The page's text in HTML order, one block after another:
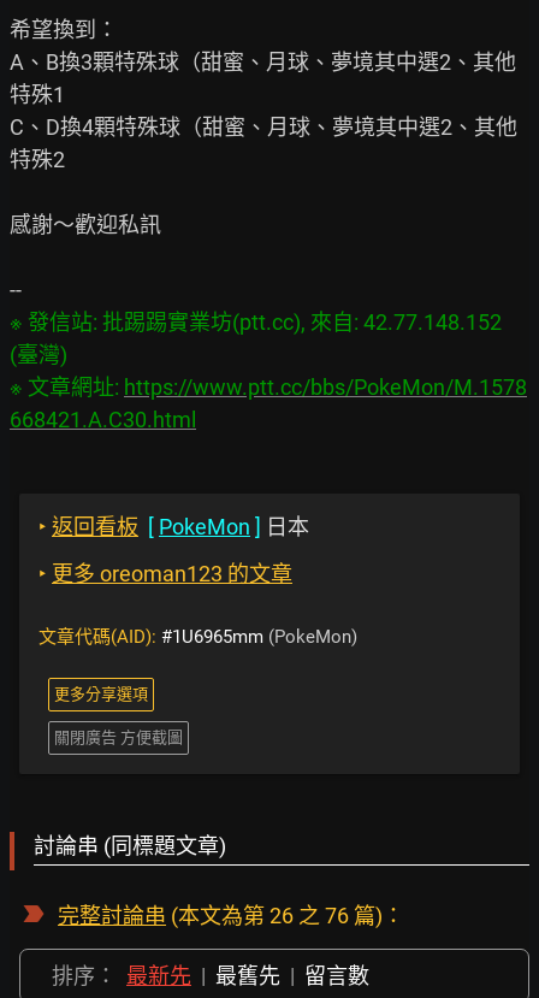
希望換到：
A、B換3顆特殊球（甜蜜、月球、夢境其中選2、其他
特殊1
C、D換4顆特殊球（甜蜜、月球、夢境其中選2、其他
特殊2
感謝～歡迎私訊
※ 發信站: 批踢踢實業坊(ptt.cc), 來自: 42.77.148.152
(臺灣)
※ 文章網址: https://www.ptt.cc/bbs/PokeMon/M.1578
668421.A.C30.html
‣ 返回看板 [ PokeMon ] 日本
‣ 更多 oreoman123 的文章
文章代碼(AID): #1U6965mm (PokeMon)
更多分享選項
關閉廣告 方便截圖
討論串 (同標題文章)
完整討論串 (本文為第 26 之 76 篇)：
排序： 最新先 | 最舊先 | 留言數